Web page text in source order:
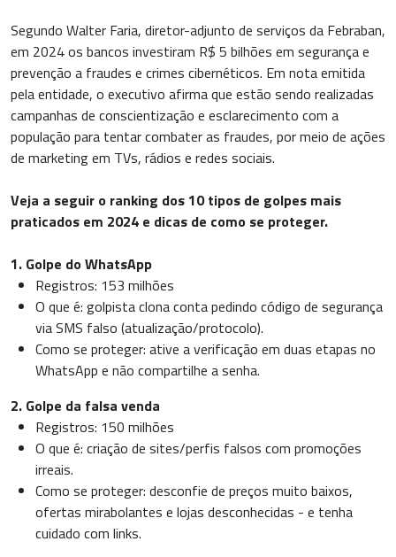
Segundo Walter Faria, diretor-adjunto de serviços da Febraban,
em 2024 os bancos investiram R$ 5 bilhões em segurança e
prevenção a fraudes e crimes cibernéticos. Em nota emitida
pela entidade, o executivo afirma que estão sendo realizadas
campanhas de conscientização e esclarecimento com a
população para tentar combater as fraudes, por meio de ações
de marketing em TVs, rádios e redes sociais.
Veja a seguir o ranking dos 10 tipos de golpes mais
praticados em 2024 e dicas de como se proteger.
1. Golpe do WhatsApp
Registros: 153 milhões
O que é: golpista clona conta pedindo código de segurança
via SMS falso (atualização/protocolo).
Como se proteger: ative a verificação em duas etapas no
WhatsApp e não compartilhe a senha.
2. Golpe da falsa venda
Registros: 150 milhões
O que é: criação de sites/perfis falsos com promoções
irreais.
Como se proteger: desconfie de preços muito baixos,
ofertas mirabolantes e lojas desconhecidas - e tenha
cuidado com links.